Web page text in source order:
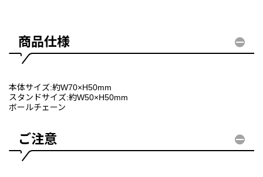
商品仕様
本体サイズ:約W70×H50mm
スタンドサイズ:約W50×H50mm
ボールチェーン
ご注意